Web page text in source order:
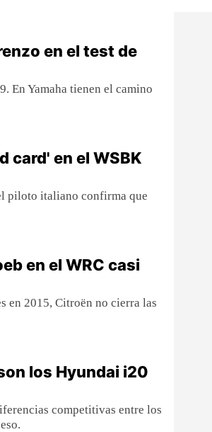
en el test de
En Yamaha tienen el camino
card' en el WSBK
piloto italiano confirma que
en el WRC casi
en 2015, Citroën no cierra las
los Hyundai i20
competitivas entre los